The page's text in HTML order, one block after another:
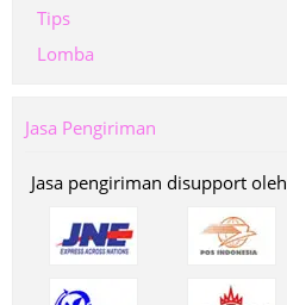
Tips
Lomba
Jasa Pengiriman
Jasa pengiriman disupport